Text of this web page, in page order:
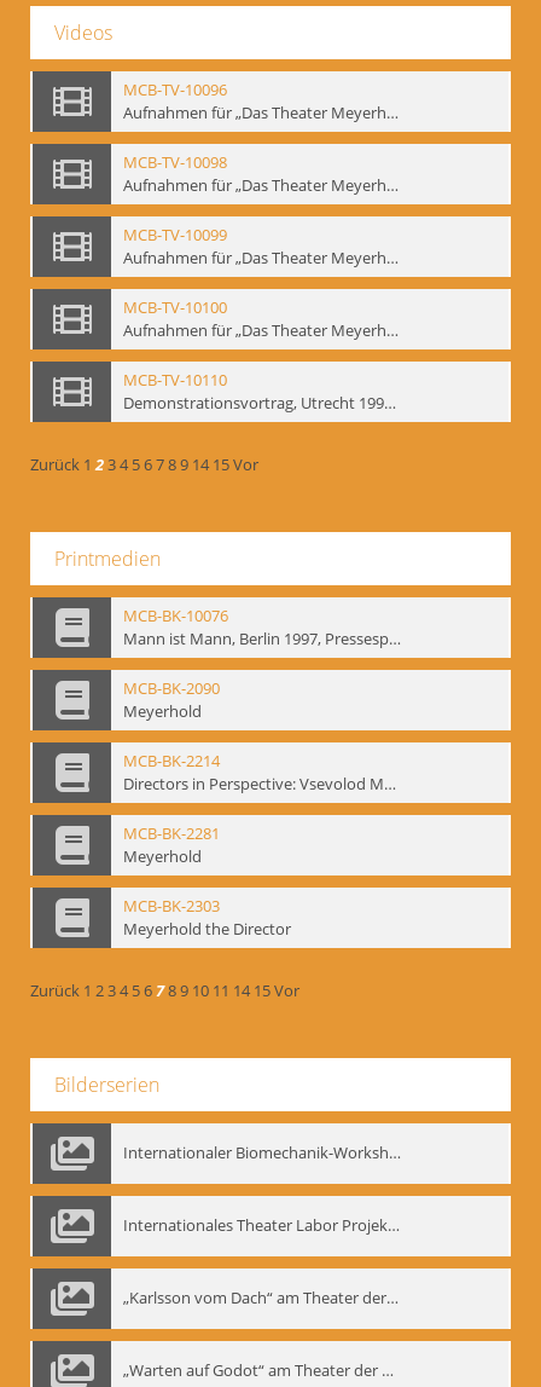
Videos
MCB-TV-10096
Aufnahmen für „Das Theater Meyerholds und die Biomechanik“ (6). Biomechanische Grundelemente und szenische Umsetzung, Ausschnitt 2 - Interne Signatur: BM-vid-6_A2
MCB-TV-10098
Aufnahmen für „Das Theater Meyerholds und die Biomechanik“ (7). Biomechanische Etüden – Detailstudien, Ausschnitt 1 - Interne Signatur: BM-vid-7_A1
MCB-TV-10099
Aufnahmen für „Das Theater Meyerholds und die Biomechanik“ (7). Biomechanische Etüden – Detailstudien, Ausschnitt 2 - Interne Signatur: BM-vid-7_A2
MCB-TV-10100
Aufnahmen für „Das Theater Meyerholds und die Biomechanik“ (7). Biomechanische Etüden – Detailstudien, Ausschnitt 3 - Interne Signatur: BM-vid-7_A3
MCB-TV-10110
Demonstrationsvortrag, Utrecht 1991 (1) - Interne Signatur: BM-vid-17
Zurück 1 234 56789 14 15Vor
Printmedien
MCB-BK-10076
Mann ist Mann, Berlin 1997, Pressespiegel - interne Signatur: BM-prt-262-24
MCB-BK-2090
Meyerhold
MCB-BK-2214
Directors in Perspective: Vsevolod Meyerhold - interne Signatur BM-prt-6
MCB-BK-2281
Meyerhold
MCB-BK-2303
Meyerhold the Director
Zurück 1 234 56789 10 11 14 15Vor
Bilderserien
Internationaler Biomechanik-Workshop, Moskau 1993
Internationales Theater Labor Projekt: Play Don Juan
„Karlsson vom Dach“ am Theater der Satire, Moskau 1985
„Warten auf Godot“ am Theater der Saire, Moskau 1980er